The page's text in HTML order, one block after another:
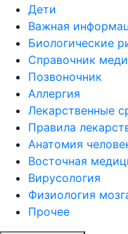
Дети
Важная
Биологические
Справочник
Позвоночник
Аллергия
Лекарственные
Правила
Aнатомия
Восточная
Вирусология
Физиология
Прочее